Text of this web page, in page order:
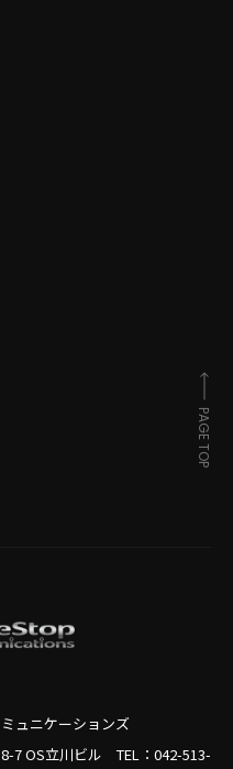
ュニケーションズ
7 OS立川ビル TEL： 042-513-
PAGE TOP